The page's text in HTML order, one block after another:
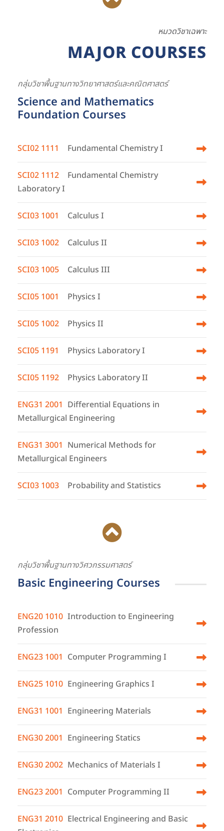
หมวดวิชาเฉพาะ
MAJOR COURSES
กลุ่มวิชาพื้นฐานทางวิทยาศาสตร์และคณิตศาสตร์
Science and Mathematics
Foundation Courses
SCI02 1111 Fundamental Chemistry I
SCI02 1112
Fundamental Chemistry
Laboratory I
SCI03 1001 Calculus I
SCI03 1002 Calculus II
SCI03 1005 Calculus III
SCI05 1001 Physics I
SCI05 1002 Physics II
SCI05 1191 Physics Laboratory I
SCI05 1192 Physics Laboratory II
ENG31 2001 Differential Equations in
Metallurgical Engineering
ENG31 3001 Numerical Methods for
Metallurgical Engineers
SCI03 1003 Probability and Statistics
กลุ่มวิชาพื้นฐานทางวิศวกรรมศาสตร์
Basic Engineering Courses
ENG20 1010 Introduction to Engineering
Profession
ENG23 1001 Computer Programming I
ENG25 1010 Engineering Graphics I
ENG31 1001 Engineering Materials
ENG30 2001 Engineering Statics
ENG30 2002 Mechanics of Materials I
ENG23 2001 Computer Programming II
ENG31 2010 Electrical Engineering and Basic